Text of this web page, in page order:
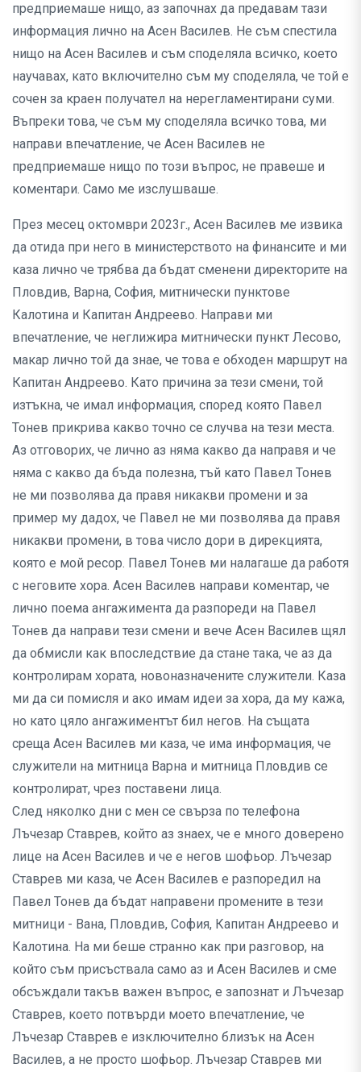
предприемаше нищо, аз започнах да предавам тази
информация лично на Асен Василев. Не съм спестила
нищо на Асен Василев и съм споделяла всичко, което
научавах, като включително съм му споделяла, че той е
сочен за краен получател на нерегламентирани суми.
Въпреки това, че съм му споделяла всичко това, ми
направи впечатление, че Асен Василев не
предприемаше нищо по този въпрос, не правеше и
коментари. Само ме изслушваше.
През месец октомври 2023г., Асен Василев ме извика
да отида при него в министерството на финансите и ми
каза лично че трябва да бъдат сменени директорите на
Пловдив, Варна, София, митнически пунктове
Калотина и Капитан Андреево. Направи ми
впечатление, че неглижира митнически пункт Лесово,
макар лично той да знае, че това е обходен маршрут на
Капитан Андреево. Като причина за тези смени, той
изтъкна, че имал информация, според която Павел
Тонев прикрива какво точно се случва на тези места.
Аз отговорих, че лично аз няма какво да направя и че
няма с какво да бъда полезна, тъй като Павел Тонев
не ми позволява да правя никакви промени и за
пример му дадох, че Павел не ми позволява да правя
никакви промени, в това число дори в дирекцията,
която е мой ресор. Павел Тонев ми налагаше да работя
с неговите хора. Асен Василев направи коментар, че
лично поема ангажимента да разпореди на Павел
Тонев да направи тези смени и вече Асен Василев щял
да обмисли как впоследствие да стане така, че аз да
контролирам хората, новоназначените служители. Каза
ми да си помисля и ако имам идеи за хора, да му кажа,
но като цяло ангажиментът бил негов. На същата
среща Асен Василев ми каза, че има информация, че
служители на митница Варна и митница Пловдив се
контролират, чрез поставени лица.
След няколко дни с мен се свърза по телефона
Лъчезар Ставрев, който аз знаех, че е много доверено
лице на Асен Василев и че е негов шофьор. Лъчезар
Ставрев ми каза, че Асен Василев е разпоредил на
Павел Тонев да бъдат направени промените в тези
митници - Вана, Пловдив, София, Капитан Андреево и
Калотина. На ми беше странно как при разговор, на
който съм присъствала само аз и Асен Василев и сме
обсъждали такъв важен въпрос, е запознат и Лъчезар
Ставрев, което потвърди моето впечатление, че
Лъчезар Ставрев е изключително близък на Асен
Василев, а не просто шофьор. Лъчезар Ставрев ми